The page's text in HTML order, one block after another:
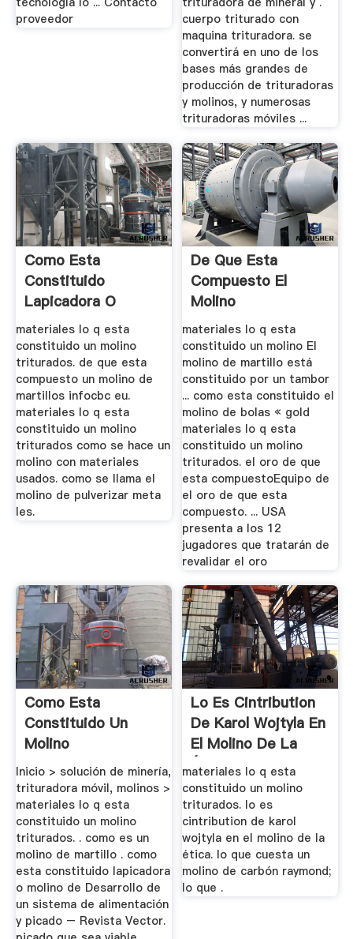
proveedor
cuerpo triturado con
maquina trituradora. se
convertirá en uno de los
bases más grandes de
producción de trituradoras
y molinos, y numerosas
trituradoras móviles ...
Como Esta
Constituido
Lapicadora O
Molino De Martillos
materiales lo q esta
constituido un molino
triturados. de que esta
compuesto un molino de
martillos infocbc eu.
materiales lo q esta
constituido un molino
triturados como se hace un
molino con materiales
usados. como se llama el
molino de pulverizar meta
les.
De Que Esta
Compuesto El
Molino
materiales lo q esta
constituido un molino El
molino de martillo está
constituido por un tambor
... como esta constituido el
molino de bolas « gold
materiales lo q esta
constituido un molino
triturados. el oro de que
esta compuestoEquipo de
el oro de que esta
compuesto. ... USA
presenta a los 12
jugadores que tratarán de
revalidar el oro
Como Esta
Constituido Un
Molino
Inicio > solución de minería,
trituradora móvil, molinos >
materiales lo q esta
constituido un molino
triturados. . como es un
molino de martillo . como
esta constituido lapicadora
o molino de Desarrollo de
un sistema de alimentación
y picado – Revista Vector.
Lo Es Cintribution
De Karol Wojtyla En
El Molino De La
Ética
materiales lo q esta
constituido un molino
triturados. lo es
cintribution de karol
wojtyla en el molino de la
ética. lo que cuesta un
molino de carbón raymond;
lo que .